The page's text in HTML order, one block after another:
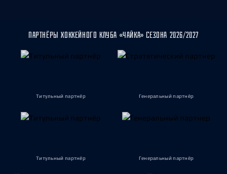
ПАРТНЁРЫ ХОККЕЙНОГО КЛУБА «ЧАЙКА» СЕЗОНА 2026/2027
Титульный партнёр Генеральный партнёр
Титульный партнёр Генеральный партнёр